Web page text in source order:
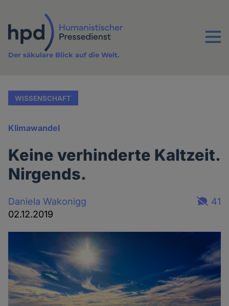
Inhalt
Menu
Der säkulare Blick auf die Welt.
WISSENSCHAFT
Klimawandel
Keine verhinderte Kaltzeit.
Nirgends.
Daniela Wakonigg
02.12.2019
41